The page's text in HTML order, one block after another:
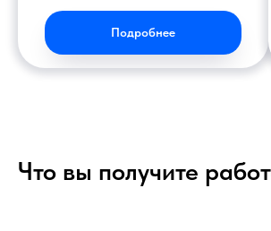
Подробнее
Что вы получите